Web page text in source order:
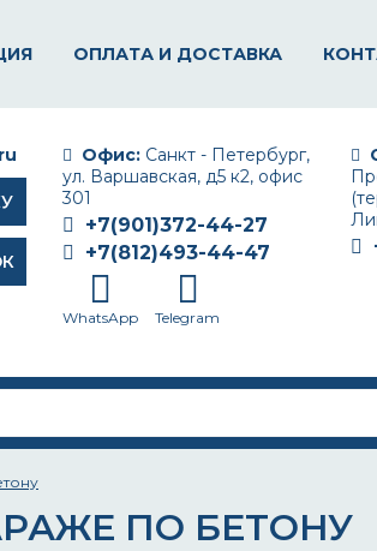
ОПЛАТА И ДОСТАВКА
Офис: Санкт - Петербург,
ул. Варшавская, д5 к2, офис
301
+7(901)372-44-27
+7(812)493-44-47
WhatsApp Telegram
ПО БЕТОНУ